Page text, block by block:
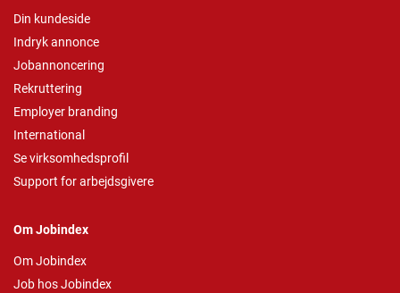
Din kundeside
Indryk annonce
Jobannoncering
Rekruttering
Employer branding
International
Se virksomhedsprofil
Support for arbejdsgivere
Om Jobindex
Om Jobindex
Job hos Jobindex